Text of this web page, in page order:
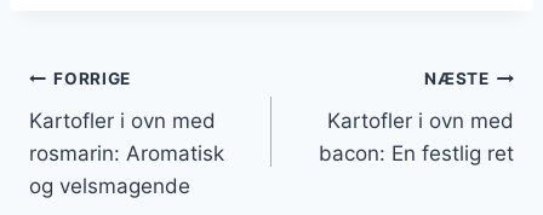
Indlægsnavigation
FORRIGE
Kartofler i ovn med
rosmarin: Aromatisk
og velsmagende
NÆSTE
Kartofler i ovn med
bacon: En festlig ret